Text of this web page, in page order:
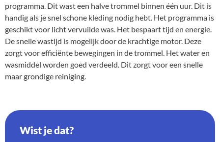
programma. Dit wast een halve trommel binnen één uur. Dit is
handig als je snel schone kleding nodig hebt. Het programma is
geschikt voor licht vervuilde was. Het bespaart tijd en energie.
De snelle wastijd is mogelijk door de krachtige motor. Deze
zorgt voor efficiënte bewegingen in de trommel. Het water en
wasmiddel worden goed verdeeld. Dit zorgt voor een snelle
maar grondige reiniging.
Wist je dat?